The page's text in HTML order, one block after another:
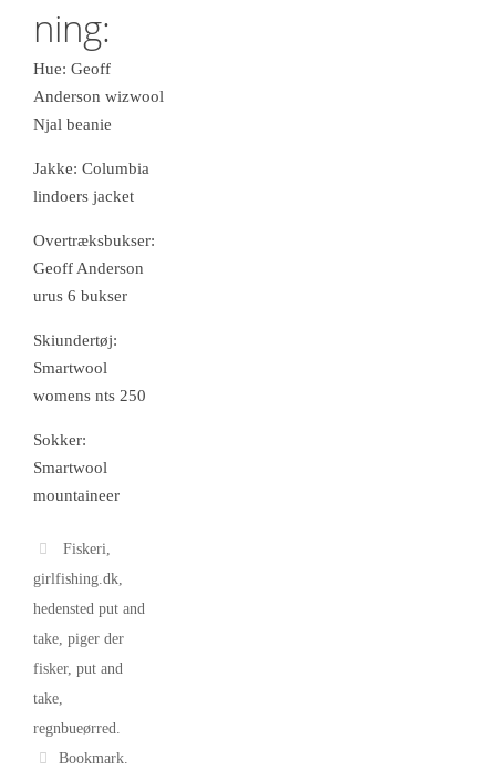
ning:
Hue: Geoff
Anderson wizwool
Njal beanie
Jakke: Columbia
lindoers jacket
Overtræksbukser:
Geoff Anderson
urus 6 bukser
Skiundertøj:
Smartwool
womens nts 250
Sokker:
Smartwool
mountaineer
Fiskeri
girlfishing.dk
hedensted put and
take piger der
fisker, put and
take
regnbueørred
Bookmark